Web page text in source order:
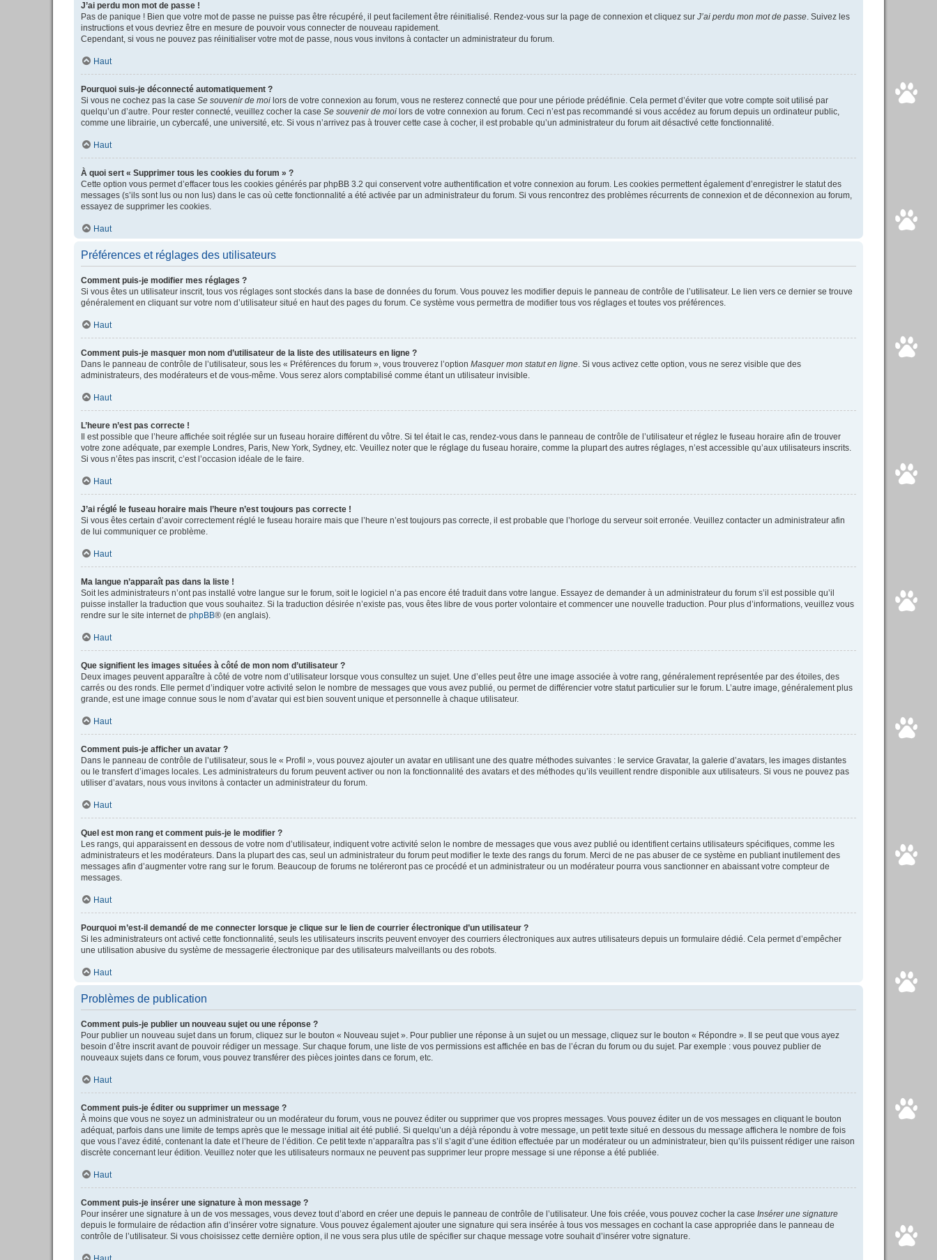
J’ai perdu mon mot de passe !
Pas de panique ! Bien que votre mot de passe ne puisse pas être récupéré, il peut facilement être réinitialisé. Rendez-vous sur la page de connexion et cliquez sur J’ai perdu mon mot de passe . Suivez les
instructions et vous devriez être en mesure de pouvoir vous connecter de nouveau rapidement.
Cependant, si vous ne pouvez pas réinitialiser votre mot de passe, nous vous invitons à contacter un administrateur du forum.
Haut
Pourquoi suis-je déconnecté automatiquement ?
Si vous ne cochez pas la case Se souvenir de moi lors de votre connexion au forum, vous ne resterez connecté que pour une période prédéfinie. Cela permet d’éviter que votre compte soit utilisé par
quelqu’un d’autre. Pour rester connecté, veuillez cocher la case Se souvenir de moi lors de votre connexion au forum. Ceci n’est pas recommandé si vous accédez au forum depuis un ordinateur public,
comme une librairie, un cybercafé, une université, etc. Si vous n’arrivez pas à trouver cette case à cocher, il est probable qu’un administrateur du forum ait désactivé cette fonctionnalité.
Haut
À quoi sert « Supprimer tous les cookies du forum » ?
Cette option vous permet d’effacer tous les cookies générés par phpBB 3.2 qui conservent votre authentification et votre connexion au forum. Les cookies permettent également d’enregistrer le statut des
messages (s’ils sont lus ou non lus) dans le cas où cette fonctionnalité a été activée par un administrateur du forum. Si vous rencontrez des problèmes récurrents de connexion et de déconnexion au forum,
essayez de supprimer les cookies.
Haut
Préférences et réglages des utilisateurs
Comment puis-je modifier mes réglages ?
Si vous êtes un utilisateur inscrit, tous vos réglages sont stockés dans la base de données du forum. Vous pouvez les modifier depuis le panneau de contrôle de l’utilisateur. Le lien vers ce dernier se trouve
généralement en cliquant sur votre nom d’utilisateur situé en haut des pages du forum. Ce système vous permettra de modifier tous vos réglages et toutes vos préférences.
Haut
Comment puis-je masquer mon nom d’utilisateur de la liste des utilisateurs en ligne ?
Dans le panneau de contrôle de l’utilisateur, sous les « Préférences du forum », vous trouverez l’option Masquer mon statut en ligne . Si vous activez cette option, vous ne serez visible que des
administrateurs, des modérateurs et de vous-même. Vous serez alors comptabilisé comme étant un utilisateur invisible.
Haut
L’heure n’est pas correcte !
Il est possible que l’heure affichée soit réglée sur un fuseau horaire différent du vôtre. Si tel était le cas, rendez-vous dans le panneau de contrôle de l’utilisateur et réglez le fuseau horaire afin de trouver
votre zone adéquate, par exemple Londres, Paris, New York, Sydney, etc. Veuillez noter que le réglage du fuseau horaire, comme la plupart des autres réglages, n’est accessible qu’aux utilisateurs inscrits.
Si vous n’êtes pas inscrit, c’est l’occasion idéale de le faire.
Haut
J’ai réglé le fuseau horaire mais l’heure n’est toujours pas correcte !
Si vous êtes certain d’avoir correctement réglé le fuseau horaire mais que l’heure n’est toujours pas correcte, il est probable que l’horloge du serveur soit erronée. Veuillez contacter un administrateur afin
de lui communiquer ce problème.
Haut
Ma langue n’apparaît pas dans la liste !
Soit les administrateurs n’ont pas installé votre langue sur le forum, soit le logiciel n’a pas encore été traduit dans votre langue. Essayez de demander à un administrateur du forum s’il est possible qu’il
puisse installer la traduction que vous souhaitez. Si la traduction désirée n’existe pas, vous êtes libre de vous porter volontaire et commencer une nouvelle traduction. Pour plus d’informations, veuillez vous
rendre sur le site internet de phpBB® (en anglais).
Haut
Que signifient les images situées à côté de mon nom d’utilisateur ?
Deux images peuvent apparaître à côté de votre nom d’utilisateur lorsque vous consultez un sujet. Une d’elles peut être une image associée à votre rang, généralement représentée par des étoiles, des
carrés ou des ronds. Elle permet d’indiquer votre activité selon le nombre de messages que vous avez publié, ou permet de différencier votre statut particulier sur le forum. L’autre image, généralement plus
grande, est une image connue sous le nom d’avatar qui est bien souvent unique et personnelle à chaque utilisateur.
Haut
Comment puis-je afficher un avatar ?
Dans le panneau de contrôle de l’utilisateur, sous le « Profil », vous pouvez ajouter un avatar en utilisant une des quatre méthodes suivantes : le service Gravatar, la galerie d’avatars, les images distantes
ou le transfert d’images locales. Les administrateurs du forum peuvent activer ou non la fonctionnalité des avatars et des méthodes qu’ils veuillent rendre disponible aux utilisateurs. Si vous ne pouvez pas
utiliser d’avatars, nous vous invitons à contacter un administrateur du forum.
Haut
Quel est mon rang et comment puis-je le modifier ?
Les rangs, qui apparaissent en dessous de votre nom d’utilisateur, indiquent votre activité selon le nombre de messages que vous avez publié ou identifient certains utilisateurs spécifiques, comme les
administrateurs et les modérateurs. Dans la plupart des cas, seul un administrateur du forum peut modifier le texte des rangs du forum. Merci de ne pas abuser de ce système en publiant inutilement des
messages afin d’augmenter votre rang sur le forum. Beaucoup de forums ne toléreront pas ce procédé et un administrateur ou un modérateur pourra vous sanctionner en abaissant votre compteur de
messages.
Haut
Pourquoi m’est-il demandé de me connecter lorsque je clique sur le lien de courrier électronique d’un utilisateur ?
Si les administrateurs ont activé cette fonctionnalité, seuls les utilisateurs inscrits peuvent envoyer des courriers électroniques aux autres utilisateurs depuis un formulaire dédié. Cela permet d’empêcher
une utilisation abusive du système de messagerie électronique par des utilisateurs malveillants ou des robots.
Haut
Problèmes de publication
Comment puis-je publier un nouveau sujet ou une réponse ?
Pour publier un nouveau sujet dans un forum, cliquez sur le bouton « Nouveau sujet ». Pour publier une réponse à un sujet ou un message, cliquez sur le bouton « Répondre ». Il se peut que vous ayez
besoin d’être inscrit avant de pouvoir rédiger un message. Sur chaque forum, une liste de vos permissions est affichée en bas de l’écran du forum ou du sujet. Par exemple : vous pouvez publier de
nouveaux sujets dans ce forum, vous pouvez transférer des pièces jointes dans ce forum, etc.
Haut
Comment puis-je éditer ou supprimer un message ?
À moins que vous ne soyez un administrateur ou un modérateur du forum, vous ne pouvez éditer ou supprimer que vos propres messages. Vous pouvez éditer un de vos messages en cliquant le bouton
adéquat, parfois dans une limite de temps après que le message initial ait été publié. Si quelqu’un a déjà répondu à votre message, un petit texte situé en dessous du message affichera le nombre de fois
que vous l’avez édité, contenant la date et l’heure de l’édition. Ce petit texte n’apparaîtra pas s’il s’agit d’une édition effectuée par un modérateur ou un administrateur, bien qu’ils puissent rédiger une raison
discrète concernant leur édition. Veuillez noter que les utilisateurs normaux ne peuvent pas supprimer leur propre message si une réponse a été publiée.
Haut
Comment puis-je insérer une signature à mon message ?
Pour insérer une signature à un de vos messages, vous devez tout d’abord en créer une depuis le panneau de contrôle de l’utilisateur. Une fois créée, vous pouvez cocher la case Insérer une signature
depuis le formulaire de rédaction afin d’insérer votre signature. Vous pouvez également ajouter une signature qui sera insérée à tous vos messages en cochant la case appropriée dans le panneau de
contrôle de l’utilisateur. Si vous choisissez cette dernière option, il ne vous sera plus utile de spécifier sur chaque message votre souhait d’insérer votre signature.